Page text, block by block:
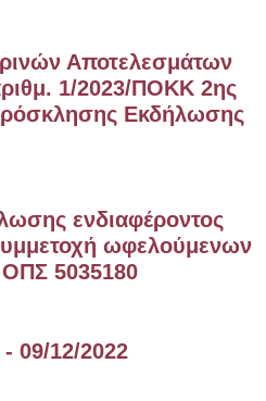
Αποτελεσμάτων
1/2023/ΠΟΚΚ 2ης
Εκδήλωσης
ενδιαφέροντος
ωφελούμενων
5035180
09/12/2022